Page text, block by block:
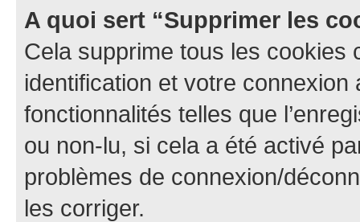
A quoi sert “Supprimer les
Cela supprime tous les cookies
identification et votre
fonctionnalités telles que
ou non-lu, si cela a été activé
problèmes de connexion/
les corriger.